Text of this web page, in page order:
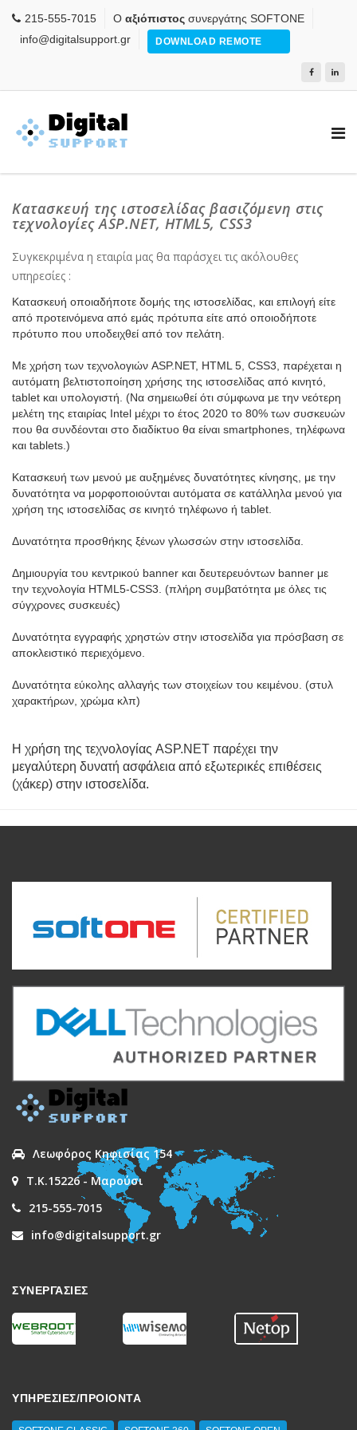
215-555-7015 Ο αξιόπιστος συνεργάτης SOFTONE
info@digitalsupport.gr
DOWNLOAD REMOTE
Κατασκευή της ιστοσελίδας βασιζόμενη στις
τεχνολογίες ASP.NET, HTML5, CSS3
Συγκεκριμένα η εταιρία μας θα παράσχει τις ακόλουθες
υπηρεσίες :
Κατασκευή οποιαδήποτε δομής της ιστοσελίδας, και επιλογή είτε
από προτεινόμενα από εμάς πρότυπα είτε από οποιοδήποτε
πρότυπο που υποδειχθεί από τον πελάτη.
Με χρήση των τεχνολογιών ASP.NET, HTML 5, CSS3, παρέχεται η
αυτόματη βελτιστοποίηση χρήσης της ιστοσελίδας από κινητό,
tablet και υπολογιστή. (Να σημειωθεί ότι σύμφωνα με την νεότερη
μελέτη της εταιρίας Intel μέχρι το έτος 2020 το 80% των συσκευών
που θα συνδέονται στο διαδίκτυο θα είναι smartphones, τηλέφωνα
και tablets.)
Kατασκευή των μενού με αυξημένες δυνατότητες κίνησης, με την
δυνατότητα να μορφοποιούνται αυτόματα σε κατάλληλα μενού για
χρήση της ιστοσελίδας σε κινητό τηλέφωνο ή tablet.
Δυνατότητα προσθήκης ξένων γλωσσών στην ιστοσελίδα.
Δημιουργία του κεντρικού banner και δευτερευόντων banner με
την τεχνολογία HTML5-CSS3. (πλήρη συμβατότητα με όλες τις
σύγχρονες συσκευές)
Δυνατότητα εγγραφής χρηστών στην ιστοσελίδα για πρόσβαση σε
αποκλειστικό περιεχόμενο.
Δυνατότητα εύκολης αλλαγής των στοιχείων του κειμένου. (στυλ
χαρακτήρων, χρώμα κλπ)
Η χρήση της τεχνολογίας ASP.NET παρέχει την
μεγαλύτερη δυνατή ασφάλεια από εξωτερικές επιθέσεις
(χάκερ) στην ιστοσελίδα.
Λεωφόρος Κηφισίας 154
Τ.Κ.15226 - Μαρούσι
215-555-7015
info@digitalsupport.gr
ΣΥΝΕΡΓΑΣΙΕΣ
ΥΠΗΡΕΣΙΕΣ/ΠΡΟΙΟΝΤΑ